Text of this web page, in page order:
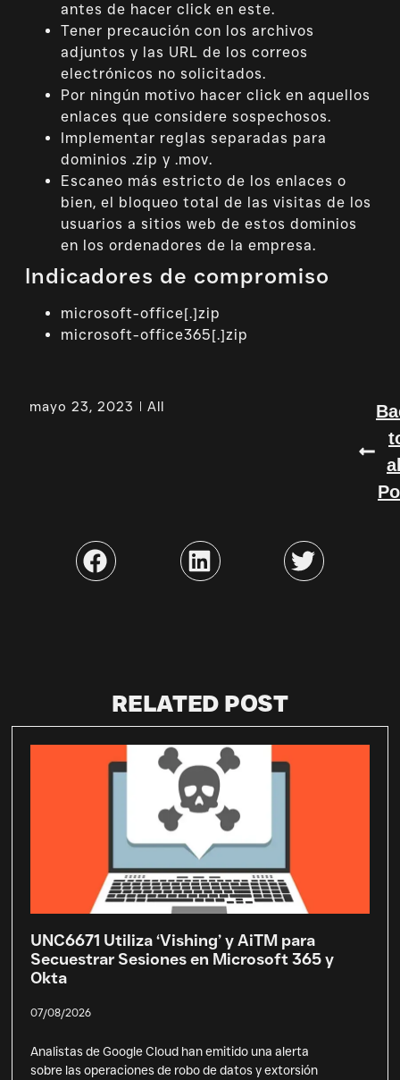
antes de hacer click en este.
Tener precaución con los archivos
adjuntos y las URL de los correos
electrónicos no solicitados.
Por ningún motivo hacer click en aquellos
enlaces que considere sospechosos.
Implementar reglas separadas para
dominios .zip y .mov.
Escaneo más estricto de los enlaces o
bien, el bloqueo total de las visitas de los
usuarios a sitios web de estos dominios
en los ordenadores de la empresa.
Indicadores de compromiso
microsoft-office[.]zip
microsoft-office365[.]zip
mayo 23, 2023 All
RELATED POST
UNC6671 Utiliza ‘Vishing’ y AiTM para
Secuestrar Sesiones en Microsoft 365 y
Okta
07/08/2026
Analistas de Google Cloud han emitido una alerta
sobre las operaciones de robo de datos y extorsión